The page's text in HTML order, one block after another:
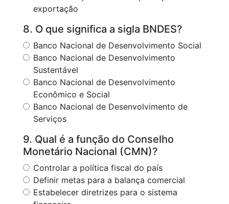
exportação
8. O que significa a sigla BNDES?
Banco Nacional de Desenvolvimento Social
Banco Nacional de Desenvolvimento
Sustentável
Banco Nacional de Desenvolvimento
Econômico e Social
Banco Nacional de Desenvolvimento de
Serviços
9. Qual é a função do Conselho
Monetário Nacional (CMN)?
Controlar a política fiscal do país
Definir metas para a balança comercial
Estabelecer diretrizes para o sistema